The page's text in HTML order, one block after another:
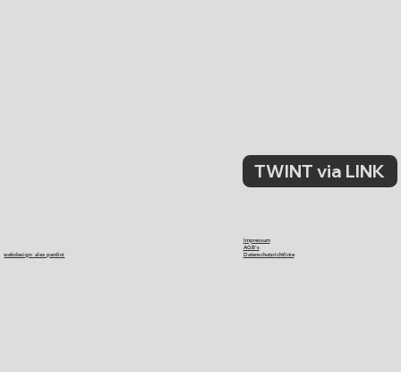
TWINT via LINK
Impressum
AGB's
Datenschutzrichtlinie
webdesign: alex pardini